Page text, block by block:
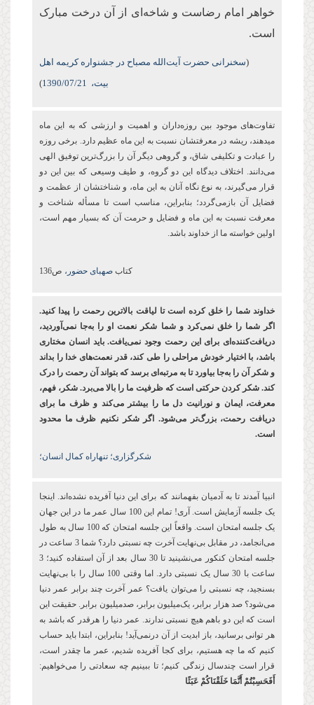
خواهر امام رضاست و شاخه‌ای از آن درخت مبارک
است.
(سخنرانی حضرت آیت‌الله مصباح در جشنواره کریمه اهل
بیت،
1390/07/21
)
تفاوت‌های موجود بین روزه‌‏داران و اهمیت و ارزشی كه به این ماه
می‏دهند، ریشه در معرفتشان نسبت به این ماه عظیم دارد. برخی روزه
را عبادت و تكلیفی شاق، و گروهی دیگر آن را بزرگ‌ترین توفیق الهی
می‌دانند. اختلاف دیدگاه این دو گروه، و طیف وسیعی که بین این دو
قرار می‌گیرند، به نوع نگاه آنان به این ماه، و شناختشان از عظمت و
فضایل آن بازمی‌گردد؛ بنابراین، مناسب است تا مسأله شناخت و
معرفت نسبت به این ماه و فضایل و حرمت آن که بسیار مهم است،
اولین خواسته ما از خداوند باشد.
کتاب صهبای حضور، ص136
خداوند شما را خلق کرده ‌است تا لیاقت بالاترین رحمت را پیدا کنید.
اگر شما را خلق نمی‌کرد و شما شکر نعمت او را به‌جا نمی‌آوردید،
دریافت‌کننده‌ای برای این رحمت وجود نمی‌یافت. باید انسان مختاری
باشد، با اختیار خودش مراحلی را طی کند، قدر نعمت‌های خدا را بداند
و شکر آن را به‌جا بیاورد تا به مرتبه‌ای برسد که بتواند آن رحمت را درک
کند. شکر کردن حرکتی است که ظرفیت ما را بالا می‌برد. شکر، فهم،
معرفت، ایمان و نورانیت دل ما را بیشتر می‌کند و ظرف ما برای
دریافت رحمت، بزرگ‌تر می‌شود. اگر شکر نکنیم ظرف ما محدود
است.
شکرگزاری؛ تنهاراه کمال انسان؛
انبیا آمدند تا به آدمیان بفهمانند که برای این دنیا آفریده نشده‌اند. اینجا
یک جلسه آزمایش است. آری! تمام این 100 سال عمر ما در این جهان
یک جلسه امتحان است. واقعاً این جلسه امتحان که 100 سال به طول
می‌انجامد، در مقابل بی‌نهایت آخرت چه نسبتی دارد؟ شما 3 ساعت در
جلسه امتحان کنکور می‌نشینید تا 30 سال بعد از آن استفاده کنید؛ 3
ساعت با 30 سال یک نسبتی دارد. اما وقتی 100 سال را با بی‌نهایت
بسنجید، چه نسبتی را می‌توان یافت؟ عمر آخرت چند برابر عمر دنیا
می‌شود؟ صد هزار برابر، یک‌میلیون برابر، صدمیلیون برابر. حقیقت این
است که این دو باهم هیچ نسبتی ندارند. عمر دنیا را هرقدر که باشد به
هر توانی برسانید، باز ابدیت از آن درنمی‌آید! بنابراین، ابتدا باید حساب
کنیم که ما چه هستیم، برای کجا آفریده شدیم، عمر ما چقدر است،
قرار است چندسال زندگی کنیم؛ تا ببینیم چه سعادتی را می‌خواهیم:
أَفَحَسِبْتُمْ أَنَّمَا خَلَقْنَاكُمْ عَبَثًا